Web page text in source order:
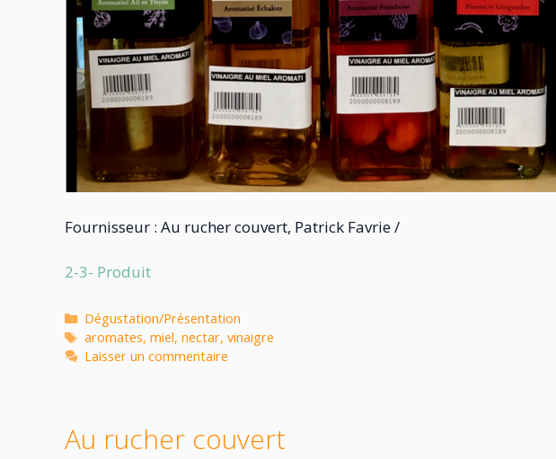
Fournisseur : Au rucher couvert, Patrick Favrie /
2-3- Produit
Dégustation/Présentation
aromates, miel, nectar, vinaigre
Laisser un commentaire
Au rucher couvert